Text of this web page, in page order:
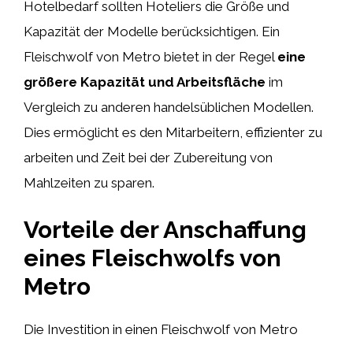
Hotelbedarf sollten Hoteliers die Größe und
Kapazität der Modelle berücksichtigen. Ein
Fleischwolf von Metro bietet in der Regel eine
größere Kapazität und Arbeitsfläche im
Vergleich zu anderen handelsüblichen Modellen.
Dies ermöglicht es den Mitarbeitern, effizienter zu
arbeiten und Zeit bei der Zubereitung von
Mahlzeiten zu sparen.
Vorteile der Anschaffung
eines Fleischwolfs von
Metro
Die Investition in einen Fleischwolf von Metro